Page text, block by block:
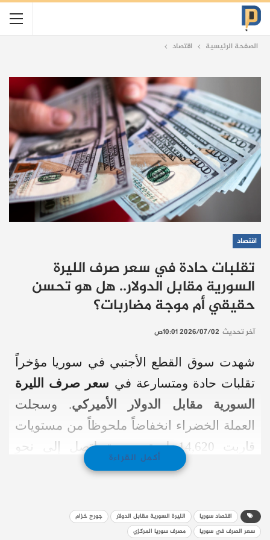
الصفحة الرئيسية اقتصاد
اقتصاد
تقلبات حادة في سعر صرف الليرة
السورية مقابل الدولار.. هل هو تحسن
حقيقي أم موجة مضاربات؟
آخر تحديث 2026/07/02 10:01ص
شهدت سوق القطع الأجنبي في سوريا مؤخراً
تقلبات حادة ومتسارعة في سعر صرف الليرة
السورية مقابل الدولار الأميركي. وسجلت
العملة الخضراء انخفاضاً ملحوظاً من مستويات
قاربت 14,620 ليرة سورية لتصل إلى نحو
في قيمة الليرة، أثار انقساماً واسعاً بين الخبراء
أكمل القراءة
اقتصاد سوريا الليرة السورية مقابل الدولار
جورج خزام
سعر الصرف في سوريا
مصرف سوريا المركزي